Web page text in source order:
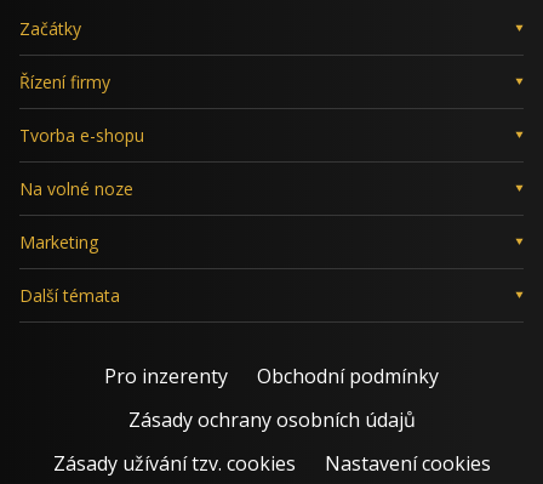
Začátky
Řízení firmy
Tvorba e-shopu
Na volné noze
Marketing
Další témata
Pro inzerenty
Obchodní podmínky
Zásady ochrany osobních údajů
Zásady užívání tzv. cookies
Nastavení cookies